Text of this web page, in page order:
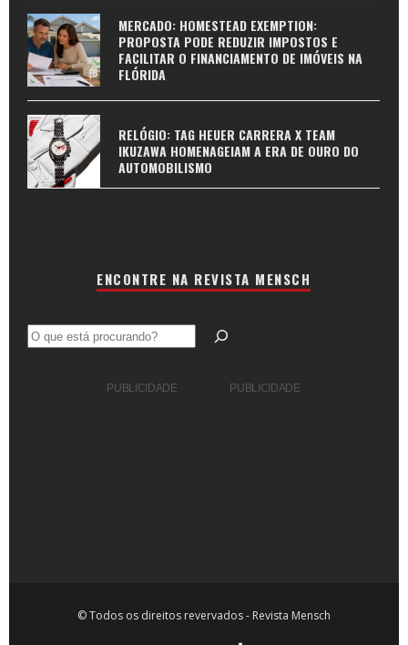
MERCADO: HOMESTEAD EXEMPTION:
PROPOSTA PODE REDUZIR IMPOSTOS E
FACILITAR O FINANCIAMENTO DE IMÓVEIS NA
FLÓRIDA
RELÓGIO: TAG HEUER CARRERA X TEAM
IKUZAWA HOMENAGEIAM A ERA DE OURO DO
AUTOMOBILISMO
ENCONTRE NA REVISTA MENSCH
Pesquisar
PUBLICIDADE PUBLICIDADE
© Todos os direitos revervados - Revista Mensch